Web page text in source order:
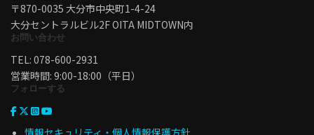
〒870-0035 大分市中央町1-4-24
大分セントラルビル2F OITA MIDTOWN内
お問い合わせ
TEL: 078-600-2931
営業時間: 9:00-18:00（平日）
フォローする
情報セキュリティ・個人情報保護方針